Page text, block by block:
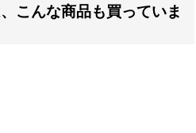
こんな商品も買っていま